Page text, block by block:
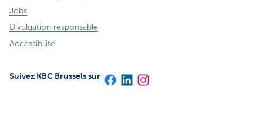
Jobs
Divulgation responsable
Accessibilité
Suivez KBC Brussels sur